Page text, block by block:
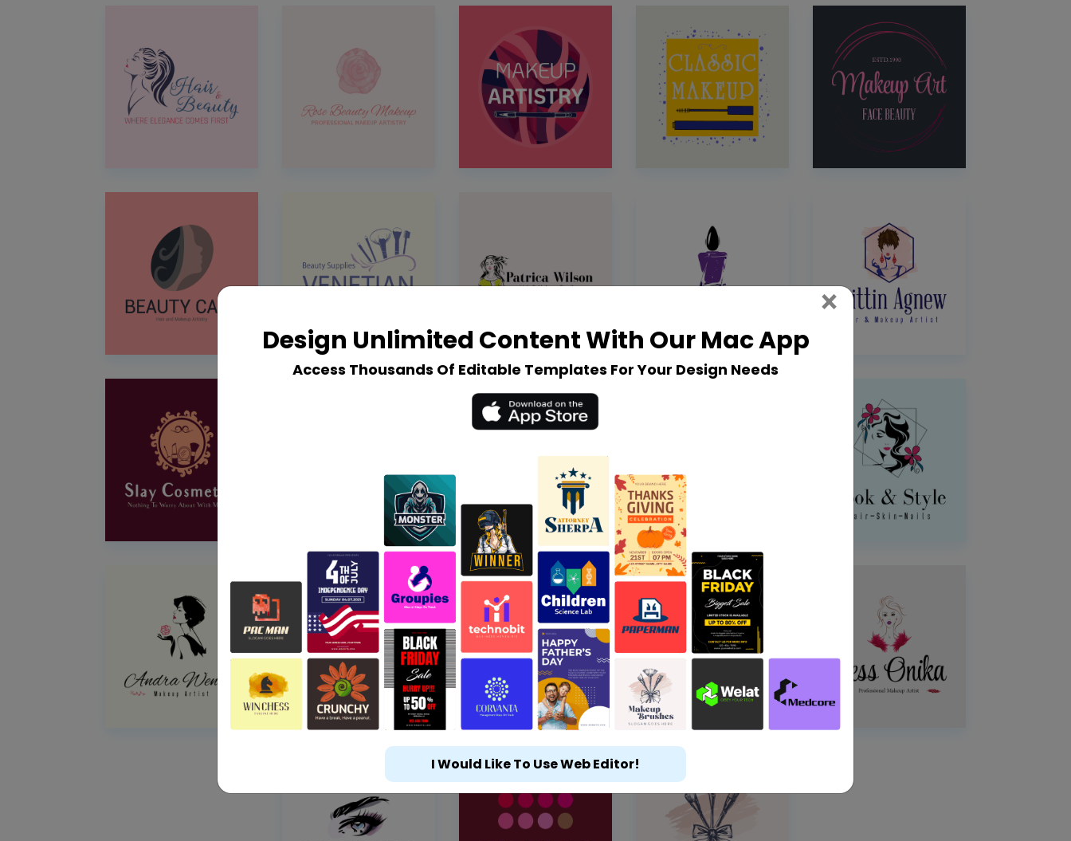
Design Unlimited Content With Our Mac App
Access Thousands Of Editable Templates For Your Design Needs
× Close
I Would Like To Use Web Editor!